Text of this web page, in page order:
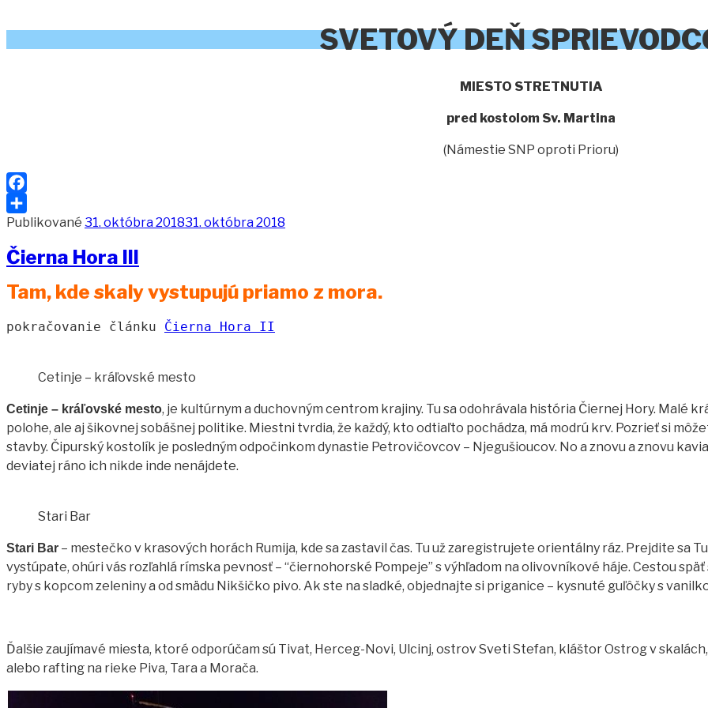
SVETOVÝ DEŇ
MIESTO STRETNUTIA
pred kostolom Sv. Martina
(Námestie SNP oproti Prioru)
Facebook
Share
Publikované 31. októbra 201831. októbra 2018
Čierna Hora III
Tam, kde skaly vystupujú priamo z mora.
pokračovanie článku Čierna Hora II
Cetinje – kráľovské mesto
Cetinje – kráľovské mesto, je kultúrnym a duchovným centrom krajiny. Tu sa odohrávala história Čiernej Hory. Malé
polohe, ale aj šikovnej sobášnej politike. Miestni tvrdia, že každý, kto odtiaľto pochádza, má modrú krv. Pozrieť si
stavby. Čipurský kostolík je posledným odpočinkom dynastie Petrovičovcov – Njegušioucov. No a znovu a znovu
deviatej ráno ich nikde inde nenájdete.
Stari Bar
Stari Bar – mestečko v krasových horách Rumija, kde sa zastavil čas. Tu už zaregistrujete orientálny ráz. Prejdite sa
vystúpate, ohúri vás rozľahlá rímska pevnosť – “čiernohorské Pompeje” s výhľadom na olivovníkové háje. Cestou
ryby s kopcom zeleniny a od smädu Nikšičko pivo. Ak ste na sladké, objednajte si priganice – kysnuté guľôčky s
Ďalšie zaujímavé miesta, ktoré odporúčam sú Tivat, Herceg-Novi, Ulcinj, ostrov Sveti Stefan, kláštor Ostrog v
alebo rafting na rieke Piva, Tara a Morača.